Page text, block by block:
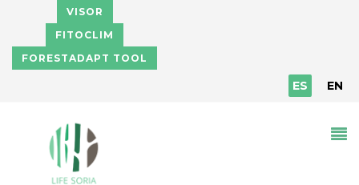
Pasar al contenido principal
VISOR
FITOCLIM
FORESTADAPT TOOL
ES EN